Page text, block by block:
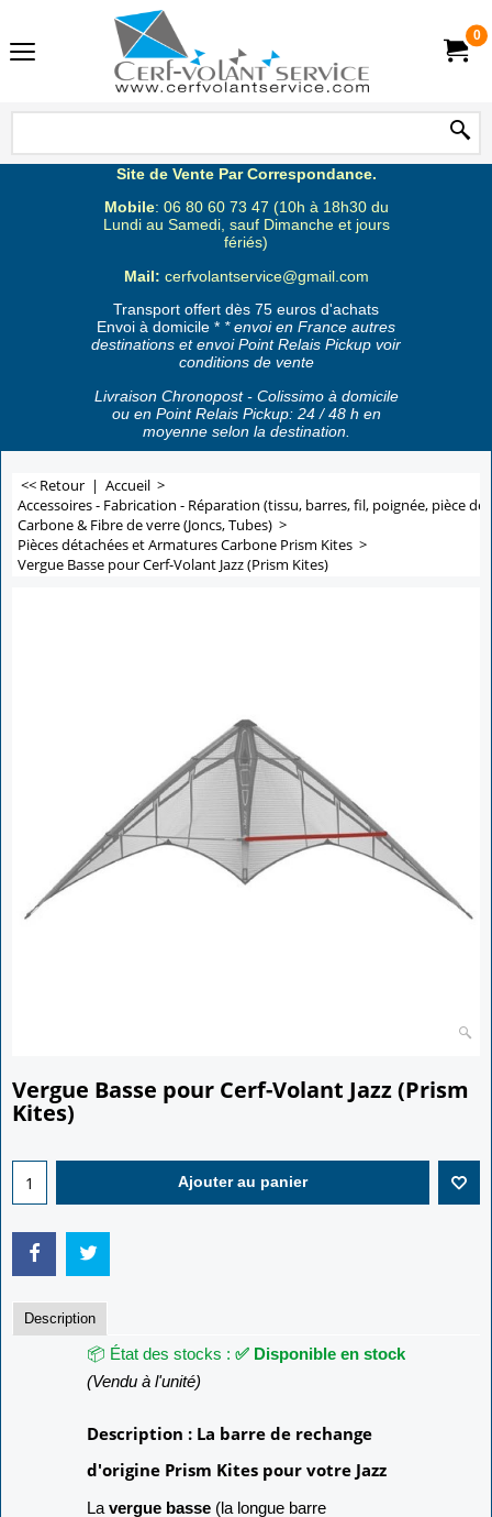
0
Site de Vente Par Correspondance.
Mobile: 06 80 60 73 47 (10h à 18h30 du
Lundi au Samedi, sauf Dimanche et jours
fériés)
Mail: cerfvolantservice@gmail.com
Transport offert dès 75 euros d'achats
Envoi à domicile * * envoi en France autres
destinations et envoi Point Relais Pickup voir
conditions de vente
Livraison Chronopost - Colissimo à domicile
ou en Point Relais Pickup: 24 / 48 h en
moyenne selon la destination.
<< Retour | Accueil >
Accessoires - Fabrication - Réparation (tissu, barres, fil, poignée, pièce de
Carbone & Fibre de verre (Joncs, Tubes) >
Pièces détachées et Armatures Carbone Prism Kites >
Vergue Basse pour Cerf-Volant Jazz (Prism Kites)
Vergue Basse pour Cerf-Volant Jazz (Prism
Kites)
Description
📦 État des stocks :
Description : La barre de rechange
d'origine Prism Kites pour votre Jazz